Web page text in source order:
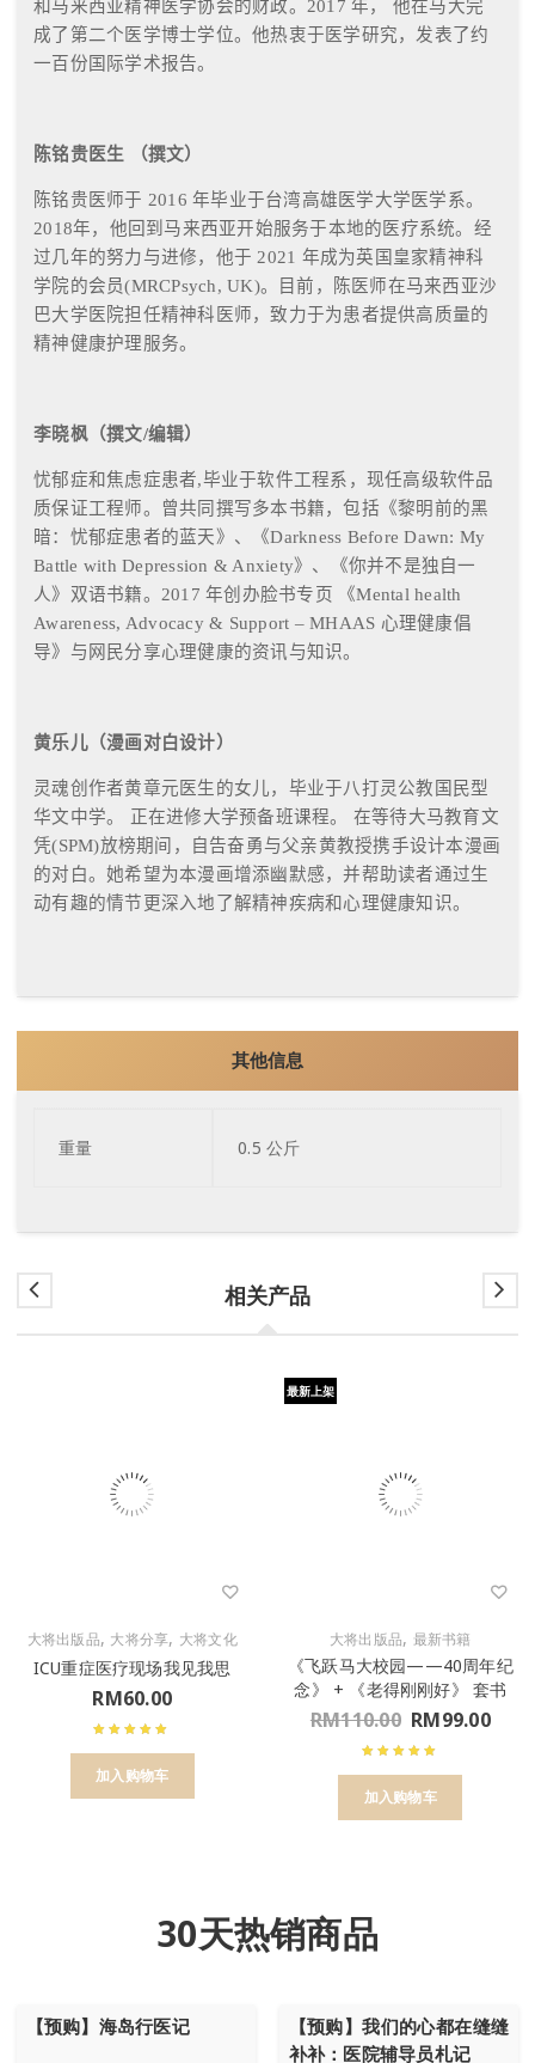
和马来西亚精神医学协会的财政。 2017 年， 他在马大完
成了第二个医学博士学位。他热衷于医学研究，发表了约
一百份国际学术报告。
陈铭贵医生 （撰文）
陈铭贵医师于 2016 年毕业于台湾高雄医学大学医学系。
2018年，他回到马来西亚开始服务于本地的医疗系统。经
过几年的努力与进修，他于 2021 年成为英国皇家精神科
学院的会员(MRCPsych, UK)。目前，陈医师在马来西亚沙
巴大学医院担任精神科医师，致力于为患者提供高质量的
精神健康护理服务。
李晓枫（撰文/编辑）
忧郁症和焦虑症患者,毕业于软件工程系，现任高级软件品
质保证工程师。曾共同撰写多本书籍，包括《黎明前的黑
暗：忧郁症患者的蓝天》、《Darkness Before Dawn: My
Battle with Depression & Anxiety》、《你并不是独自一
人》双语书籍。 2017 年创办脸书专页 《Mental health
Awareness, Advocacy & Support – MHAAS 心理健康倡
导》与网民分享心理健康的资讯与知识。
黄乐儿（漫画对白设计）
灵魂创作者黄章元医生的女儿，毕业于八打灵公教国民型
华文中学。 正在进修大学预备班课程。 在等待大马教育文
凭(SPM)放榜期间，自告奋勇与父亲黄教授携手设计本漫画
的对白。她希望为本漫画增添幽默感，并帮助读者通过生
动有趣的情节更深入地了解精神疾病和心理健康知识。
其他信息
重量 0.5 公斤
相关产品
大将出版品, 大将分享, 大将文化
ICU重症医疗现场我见我思
RM60.00
加入购物车
最新上架
大将出版品, 最新书籍
《飞跃马大校园——40周年纪
念》 + 《老得刚刚好》 套书
RM110.00 RM99.00
加入购物车
30天热销商品
【预购】海岛行医记
【预购】我们的心都在缝缝
补补：医院辅导员札记